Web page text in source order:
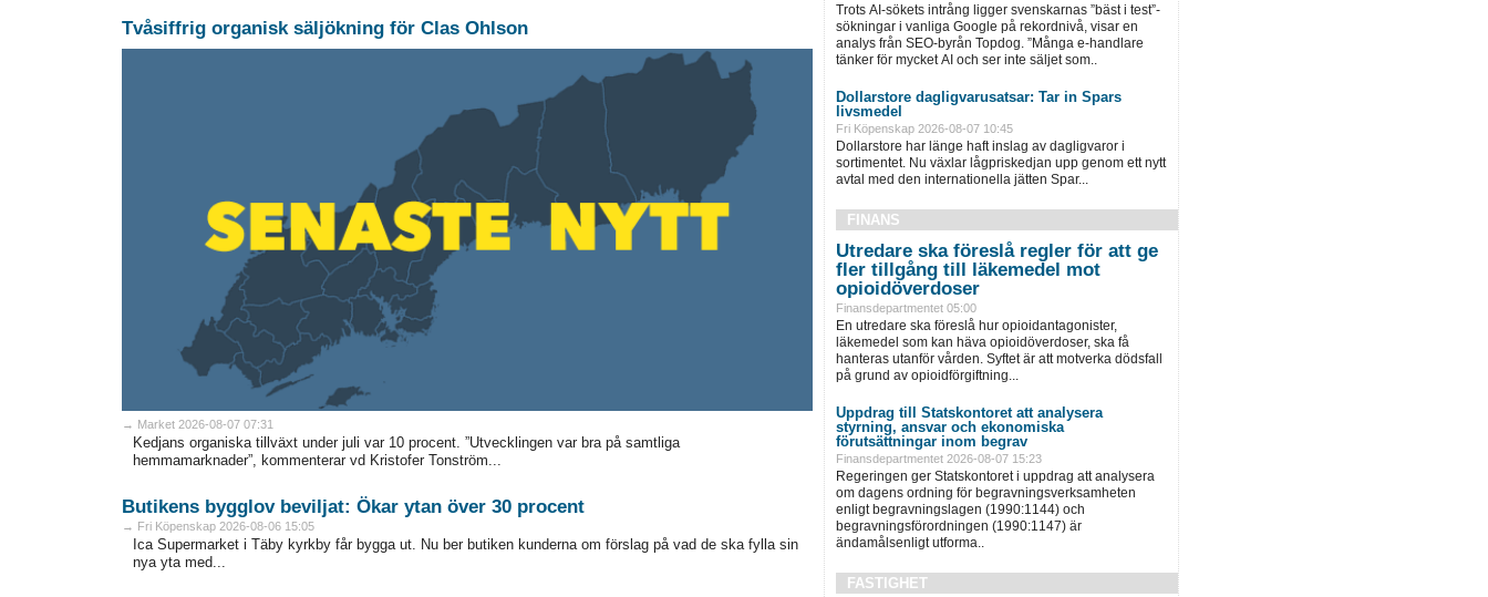
Tvåsiffrig organisk säljökning för Clas Ohlson
→ Market 2026-08-07 07:31
Kedjans organiska tillväxt under juli var 10 procent. ”Utvecklingen var bra på samtliga
hemmamarknader”, kommenterar vd Kristofer Tonström...
Butikens bygglov beviljat: Ökar ytan över 30 procent
→ Fri Köpenskap 2026-08-06 15:05
Ica Supermarket i Täby kyrkby får bygga ut. Nu ber butiken kunderna om förslag på vad de ska fylla sin
nya yta med...
Trots AI-sökets intrång ligger svenskarnas ”bäst i test”-
sökningar i vanliga Google på rekordnivå, visar en
analys från SEO-byrån Topdog. ”Många e-handlare
tänker för mycket AI och ser inte säljet som..
Dollarstore dagligvarusatsar: Tar in Spars
livsmedel
Fri Köpenskap 2026-08-07 10:45
Dollarstore har länge haft inslag av dagligvaror i
sortimentet. Nu växlar lågpriskedjan upp genom ett nytt
avtal med den internationella jätten Spar...
FINANS
Utredare ska föreslå regler för att ge
fler tillgång till läkemedel mot
opioidöverdoser
Finansdepartmentet 05:00
En utredare ska föreslå hur opioidantagonister,
läkemedel som kan häva opioidöverdoser, ska få
hanteras utanför vården. Syftet är att motverka dödsfall
på grund av opioidförgiftning...
Uppdrag till Statskontoret att analysera
styrning, ansvar och ekonomiska
förutsättningar inom begrav
Finansdepartmentet 2026-08-07 15:23
Regeringen ger Statskontoret i uppdrag att analysera
om dagens ordning för begravningsverksamheten
enligt begravningslagen (1990:1144) och
begravningsförordningen (1990:1147) är
ändamålsenligt utforma..
FASTIGHET